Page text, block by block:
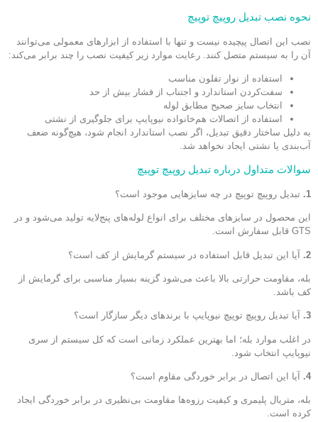
نحوه نصب تبدیل روپیچ توپیچ
نصب این اتصال پیچیده نیست و تنها با استفاده از ابزارهای معمولی می‌توانند
آن را به سیستم متصل کنند. رعایت موارد زیر کیفیت نصب را چند برابر می‌کند:
استفاده از نوار تفلون مناسب
سفت‌کردن استاندارد و اجتناب از فشار بیش از حد
انتخاب سایز صحیح مطابق لوله
استفاده از اتصالات هم‌خانواده نیوپایپ برای جلوگیری از نشتی
به دلیل ساختار دقیق تبدیل، اگر نصب استاندارد انجام شود، هیچ‌گونه ضعف
آب‌بندی یا نشتی ایجاد نخواهد شد.
سوالات متداول درباره تبدیل روپیچ توپیچ
1. تبدیل روپیچ توپیچ در چه سایزهایی موجود است؟
این محصول در سایزهای مختلف برای انواع لوله‌های پنج‌لایه تولید می‌شود و در
GTS قابل سفارش است.
2. آیا این تبدیل قابل استفاده در سیستم گرمایش از کف است؟
بله، مقاومت حرارتی بالا باعث می‌شود گزینه بسیار مناسبی برای گرمایش از
کف باشد.
3. آیا تبدیل روپیچ توپیچ نیوپایپ با برندهای دیگر سازگار است؟
در اغلب موارد بله؛ اما بهترین عملکرد زمانی است که کل سیستم از سری
نیوپایپ انتخاب شود.
4. آیا این اتصال در برابر خوردگی مقاوم است؟
بله، متریال پلیمری و کیفیت رزوه‌ها مقاومت بی‌نظیری در برابر خوردگی ایجاد
کرده است.